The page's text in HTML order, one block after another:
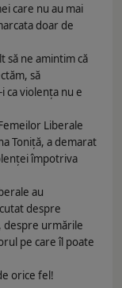
care nu au mai
doar de
să ne amintim că
să
ca violența nu e
Liberale
Toniță, a demarat
împotriva
au
despre
despre urmările
pe care îl poate
orice fel!